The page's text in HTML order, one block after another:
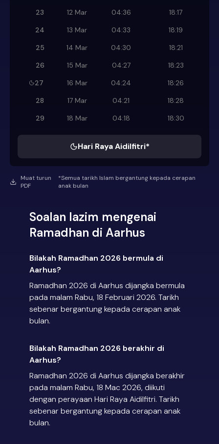
23
12 Mar 04:36
18:17
24
13 Mar 04:33
18:19
25
14 Mar 04:30
18:21
26
15 Mar 04:27
18:23
27
16 Mar 04:24
18:26
28
17 Mar 04:21
18:28
29
18 Mar 04:18 18:30
Hari Raya Aidilfitri*
Muat turun
PDF
*Semua tarikh Islam bergantung kepada cerapan
anak bulan
Soalan lazim mengenai
Ramadhan di Aarhus
Bilakah Ramadhan 2026 bermula di
Aarhus?
Ramadhan 2026 di Aarhus dijangka bermula
pada malam Rabu, 18 Februari 2026. Tarikh
sebenar bergantung kepada cerapan anak
bulan.
Bilakah Ramadhan 2026 berakhir di
Aarhus?
Ramadhan 2026 di Aarhus dijangka berakhir
pada malam Rabu, 18 Mac 2026, diikuti
dengan perayaan Hari Raya Aidilfitri. Tarikh
sebenar bergantung kepada cerapan anak
bulan.